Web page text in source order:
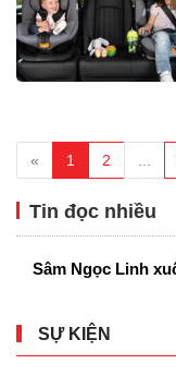
« 1 2
Tin đọc nhiều
Sâm Ngọc Linh
SỰ KIỆN